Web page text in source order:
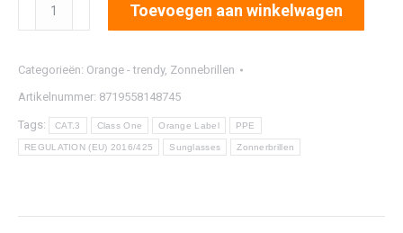
aantal
Toevoegen aan winkelwagen
Categorieën: Orange - trendy, Zonnebrillen
Artikelnummer: 8719558148745
Tags: CAT.3 Class One Orange Label PPE
REGULATION (EU) 2016/425 Sunglasses Zonnerbrillen